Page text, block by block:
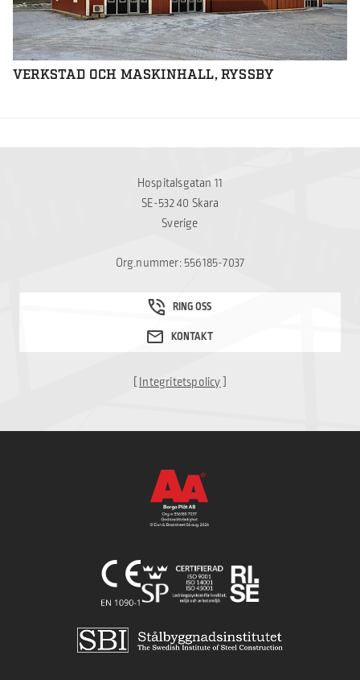
VERKSTAD OCH MASKINHALL, RYSSBY
Hospitalsgatan 11
SE-532 40 Skara
Sverige
Org.nummer: 556185-7037
[Integritetspolicy]